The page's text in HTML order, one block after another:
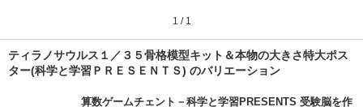
1 / 1
ティラノサウルス１／３５骨格模型キット＆本物の大きさ特大ポス
ター(科学と学習ＰＲＥＳＥＮＴＳ) のバリエーション
算数ゲームチェント－科学と学習PRESENTS 受験脳を作